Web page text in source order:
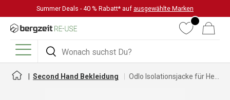
DIREKT ZUM INHALT
Summer Deals - 40 % Rabatt* auf ausgewählte Marken
Suchen
Suchen
WunschlisteWarenkorb
Menü
Second Hand Bekleidung